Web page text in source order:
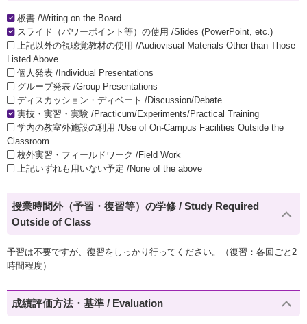
板書 /Writing on the Board
スライド（パワーポイント等）の使用 /Slides (PowerPoint, etc.)
上記以外の視聴覚教材の使用 /Audiovisual Materials Other than Those
Listed Above
個人発表 /Individual Presentations
グループ発表 /Group Presentations
ディスカッション・ディベート /Discussion/Debate
実技・実習・実験 /Practicum/Experiments/Practical Training
学内の教室外施設の利用 /Use of On-Campus Facilities Outside the
Classroom
校外実習・フィールドワーク /Field Work
上記いずれも用いない予定 /None of the above
授業時間外（予習・復習等）の学修 / Study Required
Outside of Class
予習は不要ですが、復習をしっかり行ってください。（復習：各回ごと2
時間程度）
成績評価方法・基準 / Evaluation